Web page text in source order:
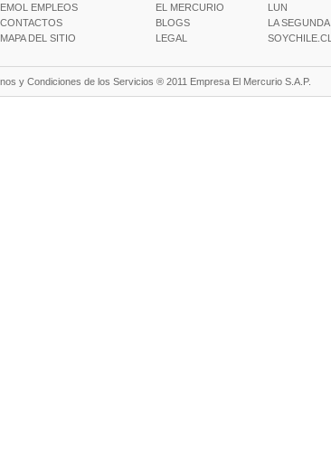
EMOL EMPLEOS
CONTACTOS
MAPA DEL SITIO
EL MERCURIO
BLOGS
LEGAL
LUN
LA SEGUNDA
SOYCHILE.CL
y Condiciones de los Servicios ® 2011 Empresa El Mercurio S.A.P.